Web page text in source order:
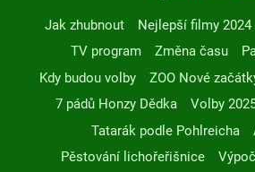
Jak zhubnout Nejlepší filmy 2024
TV program
Změna času
Kdy budou volby
ZOO Nové
7 pádů Honzy Dědka
Volby
Tatarák podle Pohlreicha
Pěstování lichořeřišnice